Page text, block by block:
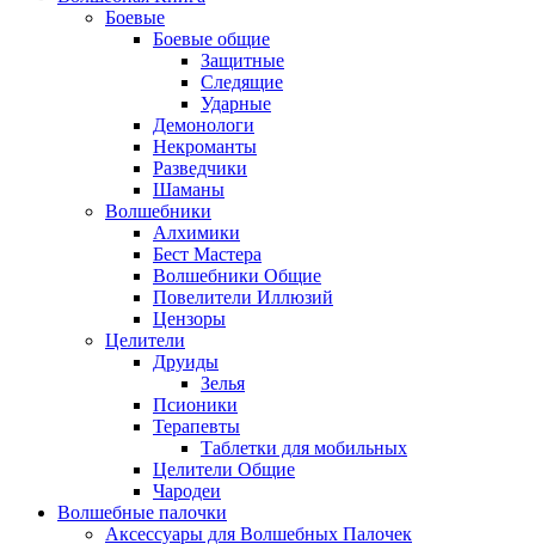
Боевые
Боевые общие
Защитные
Следящие
Ударные
Демонологи
Некроманты
Разведчики
Шаманы
Волшебники
Алхимики
Бест Мастера
Волшебники Общие
Повелители Иллюзий
Цензоры
Целители
Друиды
Зелья
Псионики
Терапевты
Таблетки для мобильных
Целители Общие
Чародеи
Волшебные палочки
Аксессуары для Волшебных Палочек